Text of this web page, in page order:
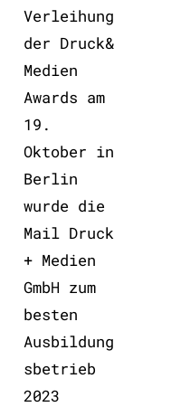
Verleihung
der Druck&
Medien
Awards am
19.
Oktober in
Berlin
wurde die
Mail Druck
+ Medien
GmbH zum
besten
Ausbildung
sbetrieb
2023